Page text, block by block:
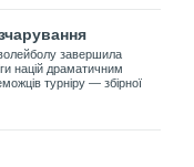
завершила
націй драматичним
турніру — збірної